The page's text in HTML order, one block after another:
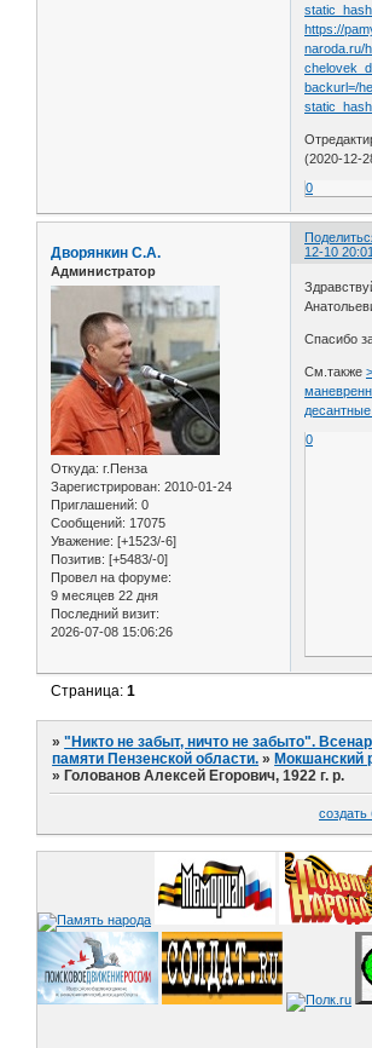
https://
naroda.ru/
backurl=/
(2020-12-
0
12-10
Дворянкин С.А.
Администратор
Откуда: г.Пенза
Зарегистрирован: 2010-01-24
Приглашений: 0
Сообщений: 17075
Уважение: [+1523/-6]
Позитив: [+5483/-0]
Провел на форуме:
9 месяцев 22 дня
Последний визит:
2026-07-08 15:06:26
Спасибо
См.также
0
Страница:1
»"Никто не забыт, ничто не забыто".
памяти Пензенской области. »Мокшанский
»Голованов Алексей Егорович, 1922 г. р.